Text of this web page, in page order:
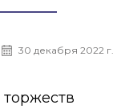
30 декабря 2022 г.